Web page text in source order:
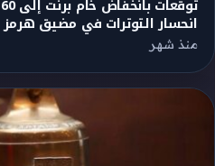
انحسار التوترات في مضيق هرمز
منذ شهر